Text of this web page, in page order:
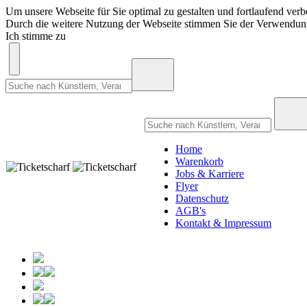
Um unsere Webseite für Sie optimal zu gestalten und fortlaufend
Durch die weitere Nutzung der Webseite stimmen Sie der
Ich stimme zu
Home
Warenkorb
Jobs & Karriere
Flyer
Datenschutz
AGB's
Kontakt & Impressum